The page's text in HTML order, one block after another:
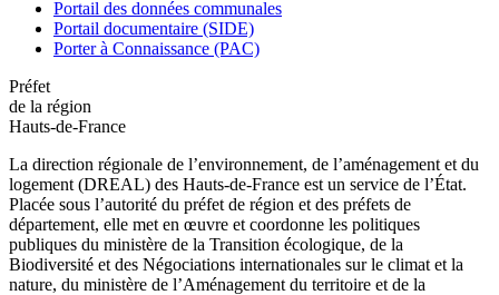
Portail des données communales
Portail documentaire (SIDE)
Porter à Connaissance (PAC)
Préfet
de la région
Hauts-de-France
La direction régionale de l’environnement, de l’aménagement et du
logement (DREAL) des Hauts-de-France est un service de l’État.
Placée sous l’autorité du préfet de région et des préfets de
département, elle met en œuvre et coordonne les politiques
publiques du ministère de la Transition écologique, de la
Biodiversité et des Négociations internationales sur le climat et la
nature, du ministère de l’Aménagement du territoire et de la